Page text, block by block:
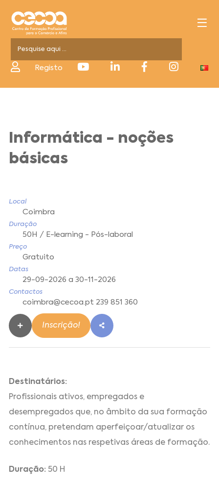
Registo
Informática - noções
básicas
Local
Coimbra
Duração
50H / E-learning - Pós-laboral
Preço
Gratuito
Datas
29-09-2026 a 30-11-2026
Contactos
coimbra@cecoa.pt 239 851 360
Inscrição!
Destinatários:
Profissionais ativos, empregados e
desempregados que, no âmbito da sua formação
contínua, pretendam aperfeiçoar/atualizar os
conhecimentos nas respetivas áreas de formação.
Duração: 50 H